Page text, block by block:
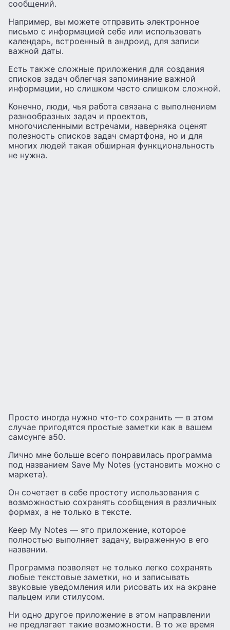
сообщений.
Например, вы можете отправить электронное
письмо с информацией себе или использовать
календарь, встроенный в андроид, для записи
важной даты.
Есть также сложные приложения для создания
списков задач облегчая запоминание важной
информации, но слишком часто слишком сложной.
Конечно, люди, чья работа связана с выполнением
разнообразных задач и проектов,
многочисленными встречами, наверняка оценят
полезность списков задач смартфона, но и для
многих людей такая обширная функциональность
не нужна.
Просто иногда нужно что-то сохранить — в этом
случае пригодятся простые заметки как в вашем
самсунге а50.
Лично мне больше всего понравилась программа
под названием Save My Notes (установить можно с
маркета).
Он сочетает в себе простоту использования с
возможностью сохранять сообщения в различных
формах, а не только в тексте.
Keep My Notes — это приложение, которое
полностью выполняет задачу, выраженную в его
названии.
Программа позволяет не только легко сохранять
любые текстовые заметки, но и записывать
звуковые уведомления или рисовать их на экране
пальцем или стилусом.
Ни одно другое приложение в этом направлении
не предлагает такие возможности. В то же время